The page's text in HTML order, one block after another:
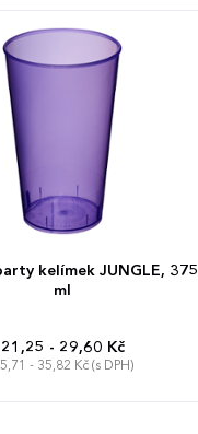
kelímek JUNGLE, 375
ml
21,25 - 29,60 Kč
- 35,82 Kč (s DPH)